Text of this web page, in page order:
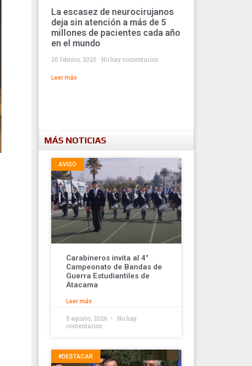
La escasez de neurocirujanos
deja sin atención a más de 5
millones de pacientes cada año
en el mundo
20 febrero, 2025 No hay comentarios
Leer más
MÁS NOTICIAS
AVISO
Carabineros invita al 4°
Campeonato de Bandas de
Guerra Estudiantiles de
Atacama
Leer más
5 agosto, 2026
No hay
comentarios
#DESTACAR